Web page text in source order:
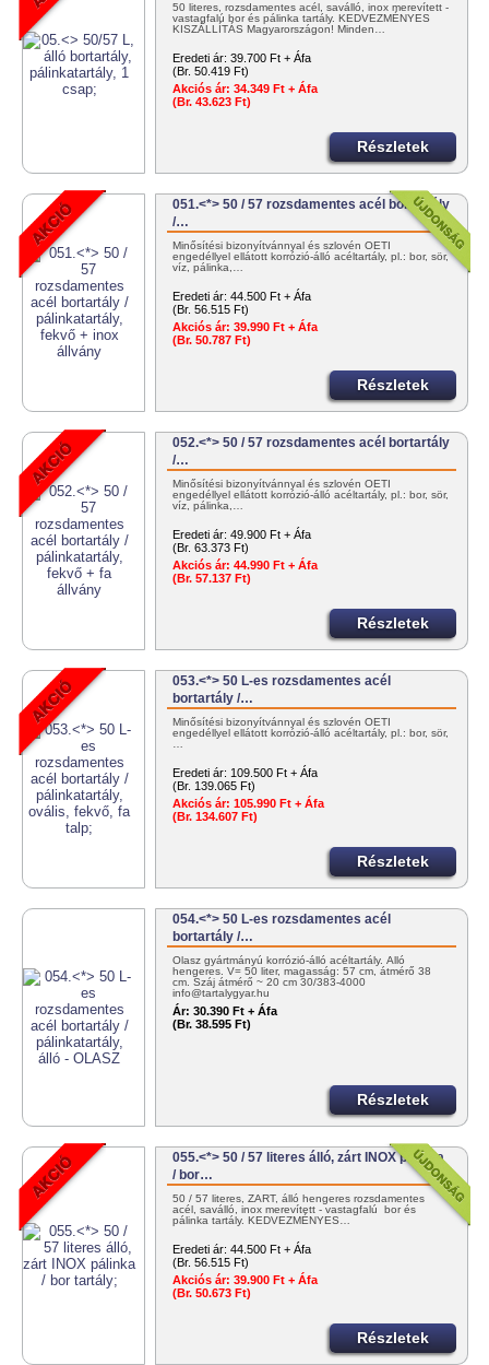
50 literes, rozsdamentes acél, saválló, inox merevített -
vastagfalú bor és pálinka tartály. KEDVEZMÉNYES
KISZÁLLÍTÁS Magyarországon! Minden…
Eredeti ár: 39.700 Ft + Áfa
(Br. 50.419 Ft)
Akciós ár: 34.349 Ft + Áfa
(Br. 43.623 Ft)
Részletek
051.<*> 50 / 57 rozsdamentes acél bortartály
/…
Minősítési bizonyítvánnyal és szlovén OÉTI
engedéllyel ellátott korrózió-álló acéltartály, pl.: bor, sör,
víz, pálinka,…
Eredeti ár: 44.500 Ft + Áfa
(Br. 56.515 Ft)
Akciós ár: 39.990 Ft + Áfa
(Br. 50.787 Ft)
Részletek
052.<*> 50 / 57 rozsdamentes acél bortartály
/…
Minősítési bizonyítvánnyal és szlovén OÉTI
engedéllyel ellátott korrózió-álló acéltartály, pl.: bor, sör,
víz, pálinka,…
Eredeti ár: 49.900 Ft + Áfa
(Br. 63.373 Ft)
Akciós ár: 44.990 Ft + Áfa
(Br. 57.137 Ft)
Részletek
053.<*> 50 L-es rozsdamentes acél
bortartály /…
Minősítési bizonyítvánnyal és szlovén OÉTI
engedéllyel ellátott korrózió-álló acéltartály, pl.: bor, sör,
…
Eredeti ár: 109.500 Ft + Áfa
(Br. 139.065 Ft)
Akciós ár: 105.990 Ft + Áfa
(Br. 134.607 Ft)
Részletek
054.<*> 50 L-es rozsdamentes acél
bortartály /…
Olasz gyártmányú korrózió-álló acéltartály. Álló
hengeres. V= 50 liter, magasság: 57 cm, átmérő 38
cm. Száj átmérő ~ 20 cm 30/383-4000
info@tartalygyar.hu
Ár: 30.390 Ft + Áfa
(Br. 38.595 Ft)
Részletek
055.<*> 50 / 57 literes álló, zárt INOX pálinka
/ bor…
50 / 57 literes, ZÁRT, álló hengeres rozsdamentes
acél, saválló, inox merevített - vastagfalú bor és
pálinka tartály. KEDVEZMÉNYES…
Eredeti ár: 44.500 Ft + Áfa
(Br. 56.515 Ft)
Akciós ár: 39.900 Ft + Áfa
(Br. 50.673 Ft)
Részletek